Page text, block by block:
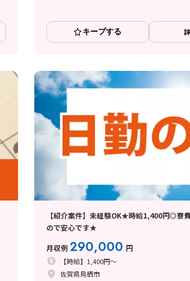
キープする
【紹介案件】未経験OK★時給1,400円◎寮
ので安心です★
月収例290,000 円
【時給】1,400円～
佐賀県鳥栖市